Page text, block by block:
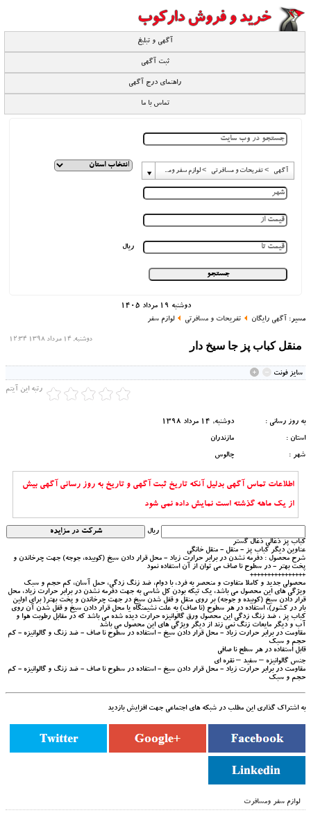
آگهی و تبلیغ
ثبت آگهی
راهنمای درج آگهی
تماس با ما
آگهی -> تفریحات و مسافرتی -> لوازم سفر ومسافرت
ریال
دوشنبه 19 مرداد 1405
مسیر: آگهی رایگان تفریحات و مسافرتی لوازم سفر
دوشنبه, 14 مرداد 1398 12:34 منقل کباب پز جا سیخ دار
سايز فونت
رتبه این آیتم
به روز رسانی :
دوشنبه, 14 مرداد 1398
استان :
مازندران
شهر :
چالوس
اطلاعات تماس آگهی بدلیل آنکه تاریخ ثبت آگهی و تاریخ به روز رسانی آگهی بیش
از یک ماهه گذشته است نمایش داده نمی شود
ریال
کباب پز ذغالی ذغال گستر
عناوین دیگر کباب پز - منقل - منقل خانگی
شرح محصول : دفرمه نشدن در برابر حرارت زیاد - محل قرار دادن سیخ (کوبیده، جوجه) جهت چرخاندن و
پخت بهتر - در سطوح نا صاف می توان از آن استفاده نمود
++++++++++++++++
محصولی جدید و کاملا متفاوت و منحصر به فرد، با دوام، ضد زنگ زدگی، حمل آسان، کم حجم و سبک
ویژگی های این محصول می باشد، یک تیکه بودن کل شاسی به جهت دفرمه نشدن در برابر حرارت زیاد، محل
قرار دادن سیخ (کوبیده و جوجه) بر روی منقل و قفل شدن سیخ در جهت چرخاندن و پخت بهتر( برای اولین
بار در کشور)، استفاده در هر سطوح (نا صاف) به علت نشیمنگاه یا محل قرار دادن سیخ و قفل شدن آن روی
کباب پز ، ضد زنگ زدگی این محصول ورق گالوانیزه حرارت دیده شده می باشد که در مقابل رطوبت هوا و
آب و دیگر مایعات زنگ نمی زند از دیگر ویژگی های این محصول می باشد
مقاومت در برابر حرارت زیاد - محل قرار دادن سیخ - استفاده در سطوح نا صاف - ضد زنگ و گالوانیزه - کم
حجم و سبک
قابل استفاده در هر سطح نا صافی
جنس گالوانیزه – سفید – نقره ای
مقاومت در برابر حرارت زیاد - محل قرار دادن سیخ - استفاده در سطوح نا صاف - ضد زنگ و گالوانیزه - کم
حجم و سبک
به اشتراک گذاری این مطلب در شبکه های اجتماعی جهت افزایش بازدید
لوازم سفر ومسافرت